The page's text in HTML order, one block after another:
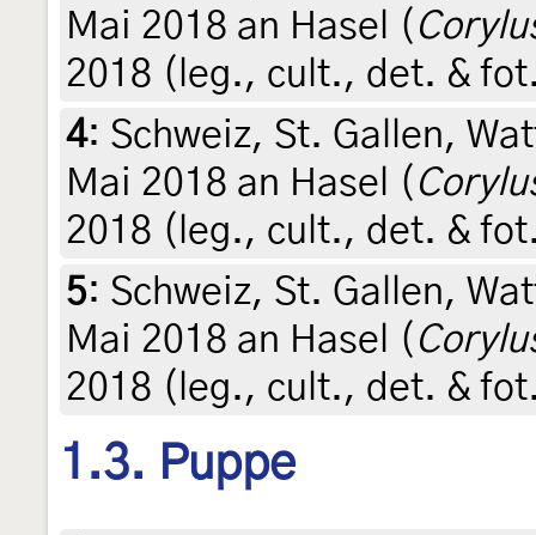
Mai 2018 an Hasel (
2018 (leg., cult., det. &
4: Schweiz, St. Gallen,
Mai 2018 an Hasel (
2018 (leg., cult., det. &
5: Schweiz, St. Gallen,
Mai 2018 an Hasel (
2018 (leg., cult., det. &
1.3. Puppe